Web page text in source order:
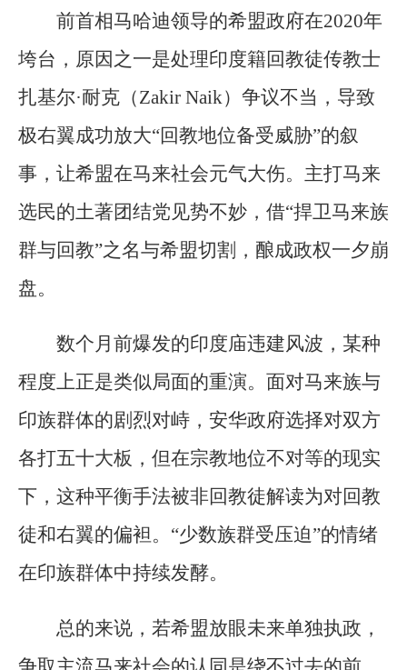
前首相马哈迪领导的希盟政府在2020年
垮台，原因之一是处理印度籍回教徒传教士
扎基尔·耐克（Zakir Naik）争议不当，导致
极右翼成功放大“回教地位备受威胁”的叙
事，让希盟在马来社会元气大伤。主打马来
选民的土著团结党见势不妙，借“捍卫马来族
群与回教”之名与希盟切割，酿成政权一夕崩
盘。
数个月前爆发的印度庙违建风波，某种
程度上正是类似局面的重演。面对马来族与
印族群体的剧烈对峙，安华政府选择对双方
各打五十大板，但在宗教地位不对等的现实
下，这种平衡手法被非回教徒解读为对回教
徒和右翼的偏袒。“少数族群受压迫”的情绪
在印族群体中持续发酵。
总的来说，若希盟放眼未来单独执政，